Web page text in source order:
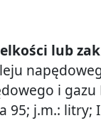
lub
i gazu
j.m.: litry;